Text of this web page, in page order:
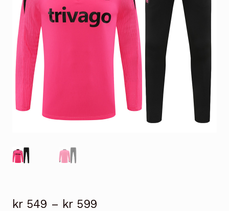
kr549 – kr599Prisområde: